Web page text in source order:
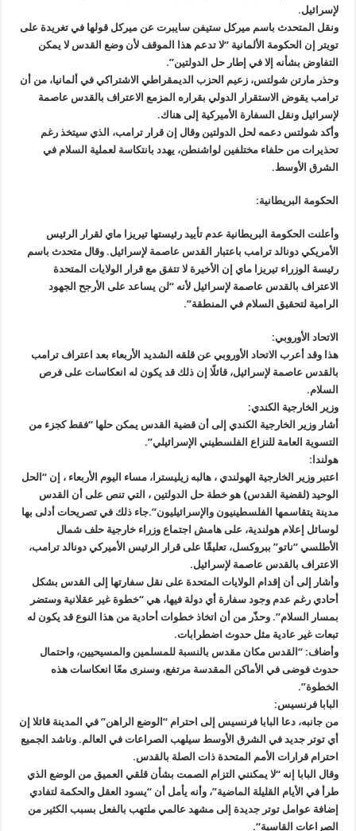
لإسرائيل.
ونقل المتحدث باسم ميركل ستيفن سايبرت عن ميركل قولها في تغريدة على
تويتر إن الحكومة الألمانية “لا تدعم هذا الموقف لأن وضع القدس لا يمكن
التفاوض بشأنه إلا في إطار حل الدولتين”.
وحذر مارتن شولتس، زعيم الحزب الديمقراطي الاشتراكي في ألمانيا، من أن
ترامب يقوض الاستقرار الدولي بقراره المزمع الاعتراف بالقدس عاصمة
لإسرائيل ونقل السفارة الأميركية إلى هناك.
وأكد شولتس دعمه لحل الدولتين وقال إن قرار ترامب، الذي سيتخذ رغم
تحذيرات من حلفاء مختلفين لواشنطن، يهدد بانتكاسة لعملية السلام في
الشرق الأوسط.
الحكومة البريطانية:
وأعلنت الحكومة البريطانية عدم تأييد رئيستها تيريزا ماي لقرار الرئيس
الأمريكي دونالد ترامب باعتبار القدس عاصمة لإسرائيل. وقال متحدث باسم
رئيسة الوزراء تيريزا ماي إن الأخيرة لا تتفق مع قرار الولايات المتحدة
الاعتراف بالقدس عاصمة لإسرائيل لأنه “لن يساعد على الأرجح الجهود
الرامية لتحقيق السلام في المنطقة”.
الاتحاد الأوروبي:
هذا وقد أعرب الاتحاد الأوروبي عن قلقه الشديد الأربعاء بعد اعتراف ترامب
بالقدس عاصمة لإسرائيل، قائلًا إن ذلك قد يكون له انعكاسات على فرص
السلام.
وزير الخارجية الكندي:
أشار وزير الخارجية الكندي إلى أن قضية القدس يمكن حلها “فقط كجزء من
التسوية العامة للنزاع الفلسطيني الإسرائيلي”.
هولندا:
اعتبر وزير الخارجية الهولندي ، هالبه زيليسترا، مساء اليوم الأربعاء ، إن “الحل
الوحيد (لقضية القدس) هو خطة حل الدولتين ، التي تنص على أن القدس
مدينة يتقاسمها الفلسطينيون والإسرائيليون”.جاء ذلك في تصريحات أدلى بها
لوسائل إعلام هولندية، على هامش اجتماع وزراء خارجية حلف شمال
الأطلسي “ناتو” ببروكسل، تعليقًا على قرار الرئيس الأميركي دونالد ترامب،
الاعتراف بالقدس عاصمة لإسرائيل.
وأشار إلى أن إقدام الولايات المتحدة على نقل سفارتها إلى القدس بشكل
أحادي رغم عدم وجود سفارة أي دولة فيها، هي “خطوة غير عقلانية وستضر
بمسار السلام”. وحذّر من أن اتخاذ خطوات أحادية من هذا النوع قد يكون له
تبعات غير عادية مثل حدوث اضطرابات.
وأضاف: “القدس مكان مقدس بالنسبة للمسلمين والمسيحيين، واحتمال
حدوث فوضى في الأماكن المقدسة مرتفع، وسنرى معًا انعكاسات هذه
الخطوة”.
البابا فرنسيس:
من جانبه، دعا البابا فرنسيس إلى احترام “الوضع الراهن” في المدينة قائلا إن
أي توتر جديد في الشرق الأوسط سيلهب الصراعات في العالم. وناشد الجميع
احترام قرارات الأمم المتحدة ذات الصلة بالقدس.
وقال البابا إنه “لا يمكنني التزام الصمت بشأن قلقي العميق من الوضع الذي
طرأ في الأيام القليلة الماضية”، وأنه يأمل أن “يسود العقل والحكمة لتفادي
إضافة عوامل توتر جديدة إلى مشهد عالمي ملتهب بالفعل بسبب الكثير من
الصراعات القاسية“.